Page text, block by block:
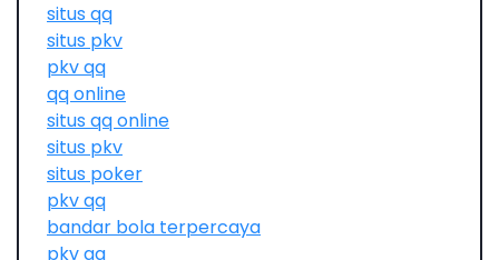
situs qq
situs pkv
pkv qq
qq online
situs qq online
situs pkv
situs poker
pkv qq
bandar bola terpercaya
pkv qq